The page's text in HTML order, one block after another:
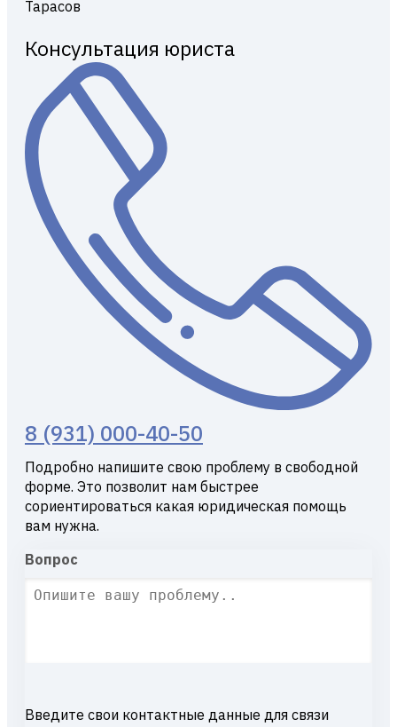
Консультация юриста
8 (931) 000-40-50
Подробно напишите свою проблему в свободной
форме. Это позволит нам быстрее
сориентироваться какая юридическая помощь
вам нужна.
Вопрос
Введите свои контактные данные для связи